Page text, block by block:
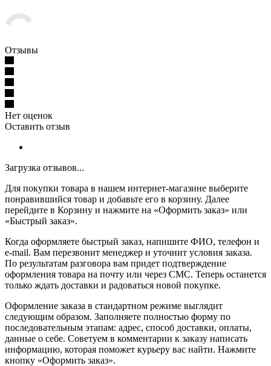
Отзывы
Нет оценок
Оставить отзыв
Загрузка отзывов...
Для покупки товара в нашем интернет-магазине выберите
понравившийся товар и добавьте его в корзину. Далее
перейдите в Корзину и нажмите на «Оформить заказ» или
«Быстрый заказ».
Когда оформляете быстрый заказ, напишите ФИО, телефон и
e-mail. Вам перезвонит менеджер и уточнит условия заказа.
По результатам разговора вам придет подтверждение
оформления товара на почту или через СМС. Теперь останется
только ждать доставки и радоваться новой покупке.
Оформление заказа в стандартном режиме выглядит
следующим образом. Заполняете полностью форму по
последовательным этапам: адрес, способ доставки, оплаты,
данные о себе. Советуем в комментарии к заказу написать
информацию, которая поможет курьеру вас найти. Нажмите
кнопку «Оформить заказ».